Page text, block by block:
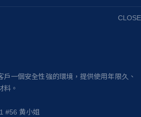
CLOSE
戶一個安全性強的環境，提供使用年限久、
料。
#56 黄小姐